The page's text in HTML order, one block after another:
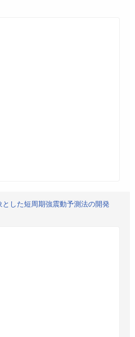
した短周期強震動予測法の開発